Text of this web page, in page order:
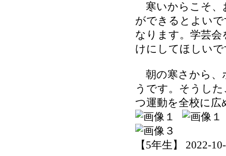
寒いからこそ、
ができるとよい
なります。学芸
けにしてほしいで
朝の寒さから、
うです。そうし
つ運動を全校に
【5年生】 2022-